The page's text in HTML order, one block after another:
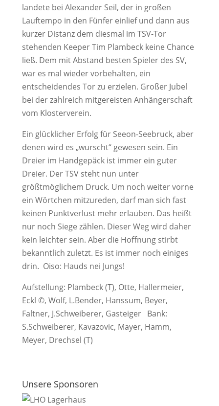
landete bei Alexander Seil, der in großen
Lauftempo in den Fünfer einlief und dann aus
kurzer Distanz dem diesmal im TSV-Tor
stehenden Keeper Tim Plambeck keine Chance
ließ. Dem mit Abstand besten Spieler des SV,
war es mal wieder vorbehalten, ein
entscheidendes Tor zu erzielen. Großer Jubel
bei der zahlreich mitgereisten Anhängerschaft
vom Klosterverein.
Ein glücklicher Erfolg für Seeon-Seebruck, aber
denen wird es „wurscht“ gewesen sein. Ein
Dreier im Handgepäck ist immer ein guter
Dreier. Der TSV steht nun unter
größtmöglichem Druck. Um noch weiter vorne
ein Wörtchen mitzureden, darf man sich fast
keinen Punktverlust mehr erlauben. Das heißt
nur noch Siege zählen. Dieser Weg wird daher
kein leichter sein. Aber die Hoffnung stirbt
bekanntlich zuletzt. Es ist immer noch einiges
drin. Oiso: Hauds nei Jungs!
Aufstellung: Plambeck (T), Otte, Hallermeier,
Eckl ©, Wolf, L.Bender, Hanssum, Beyer,
Faltner, J.Schweiberer, Gasteiger Bank:
S.Schweiberer, Kavazovic, Mayer, Hamm,
Meyer, Drechsel (T)
Unsere Sponsoren